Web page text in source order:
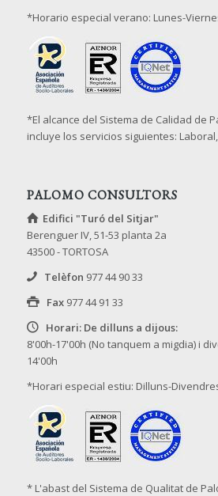
*Horario especial verano: Lunes-
*El alcance del Sistema de Calidad de
incluye los servicios siguientes:
PALOMO CONSULTORS
Edifici "Turó del Sitjar"
Berenguer IV, 51-53 planta 2a
43500 - TORTOSA
Telèfon 977 44 90 33
Fax 977 44 91 33
Horari: De dilluns a dijous:
8'00h-17'00h (No tanquem a migdia) i
14'00h
*Horari especial estiu: Dilluns-
* L'abast del Sistema de Qualitat de